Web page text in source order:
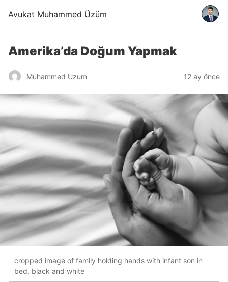
Avukat Muhammed Üzüm
Amerika’da Doğum Yapmak
Muhammed Uzum 12 ay önce
cropped image of family holding hands with infant son in
bed, black and white